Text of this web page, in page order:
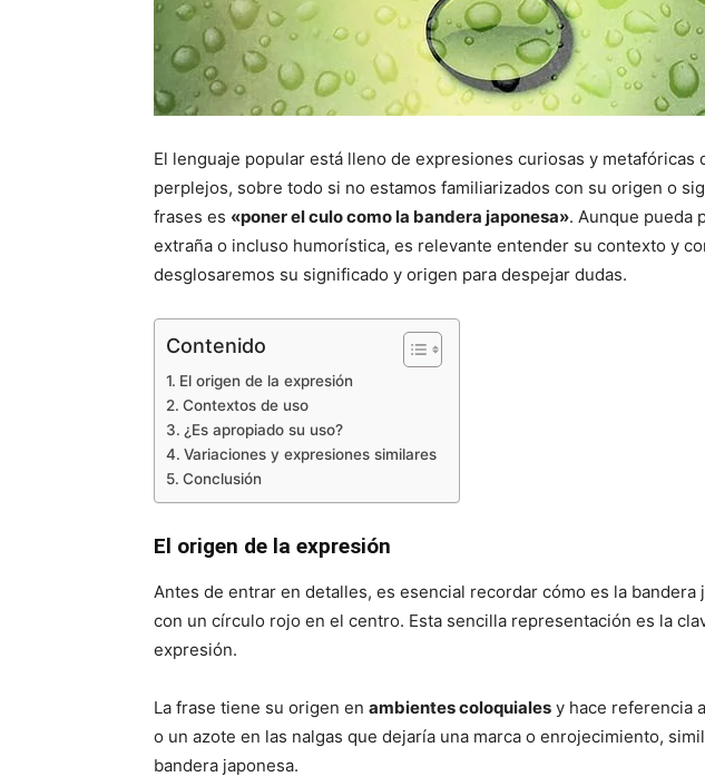
El lenguaje popular está lleno de expresiones curiosas y metafóricas
perplejos, sobre todo si no estamos familiarizados con su origen o
frases es «poner el culo como la bandera japonesa». Aunque pueda
extraña o incluso humorística, es relevante entender su contexto y
desglosaremos su significado y origen para despejar dudas.
Contenido
El origen de la expresión
Contextos de uso
¿Es apropiado su uso?
Variaciones y expresiones similares
Conclusión
El origen de la expresión
Antes de entrar en detalles, es esencial recordar cómo es la bandera
con un círculo rojo en el centro. Esta sencilla representación es la
expresión.
La frase tiene su origen en ambientes coloquiales y hace referencia
o un azote en las nalgas que dejaría una marca o enrojecimiento,
bandera japonesa.